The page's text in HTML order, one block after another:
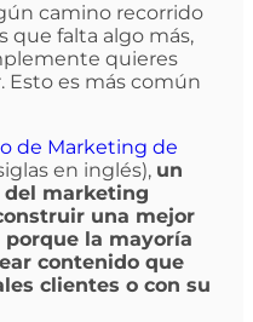
camino recorrido
que falta algo más,
quieres
Esto es más común
de Marketing de
en inglés), un
del marketing
una mejor
la mayoría
contenido que
clientes o con su